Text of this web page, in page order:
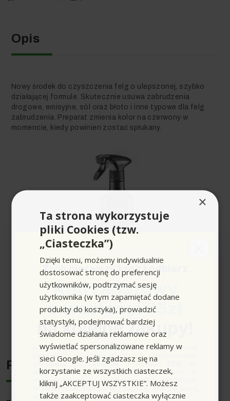
Opis
Nowy środek do czyszczenia felg o ulepszonej, szybko
działającej formule. Skutecznie usuwa zabrudzenia
drogowe, emisyjne, sól oraz błoto i inne typowe dla felg
zabrudzenia. Preparat zmienia kolor na czerwony w
momencie, kiedy powinien zostać spłukany.
Dane techniczne
Wielkość opakowania (ml)
Waga uwzględniająca opakowanie (kg)
Rozwiń pełen opis produktu
Producent
×
Ta strona wykorzystuje
pliki Cookies (tzw.
„Ciasteczka”)
Dzięki temu, możemy indywidualnie
dostosować stronę do preferencji
użytkowników, podtrzymać sesję
użytkownika (w tym zapamiętać dodane
produkty do koszyka), prowadzić
statystyki, podejmować bardziej
świadome działania reklamowe oraz
wyświetlać spersonalizowane reklamy w
sieci Google. Jeśli zgadzasz się na
korzystanie ze wszystkich ciasteczek,
kliknij „AKCEPTUJ WSZYSTKIE”. Możesz
także zaakceptować ciasteczka wyłącznie
Zrób pierwszy krok i odbierz
Kod rabatowy
o wartości 25zł
na kolejne zakupy!
Zapisz się do newslettera, załóż konto i dokonaj
pierwszych zakupów. W ramach podziękowania
otrzymasz kod rabatowy o wartości
wykorzystania przy kolejnym zamówieniu w
naszym sklepie (minimalna wartość zamówienia
to 100zł przed naliczeniem rabatu). Kod nie łączy
się z innymi kodami rabatowymi.